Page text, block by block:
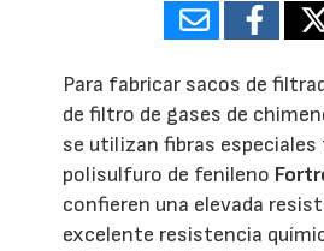
Para fabricar sacos de
de filtro de gases de
se utilizan fibras
polisulfuro de fenileno
confieren una elevada
excelente resistencia